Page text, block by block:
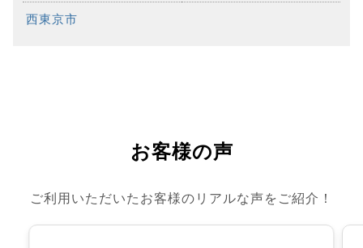
西東京市
お客様の声
ご利用いただいたお客様のリアルな声をご紹介！